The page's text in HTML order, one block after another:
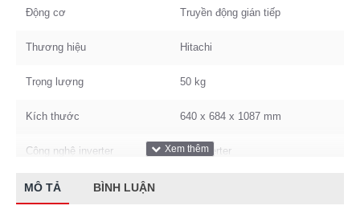
Động cơ Truyền động gián tiếp
Thương hiệu Hitachi
Trọng lượng 50 kg
Kích thước 640 x 684 x 1087 mm
Công nghệ inverter Có Inverter
Xuất Xứ & Bảo Hành
MÔ TẢ BÌNH LUẬN